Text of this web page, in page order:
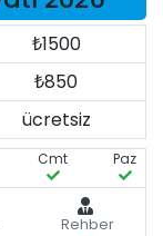
₺1500
₺850
ücretsiz
Cmt Paz
Rehber